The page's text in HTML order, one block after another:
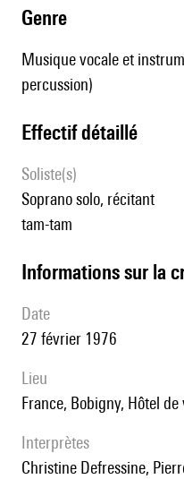
genre
Musique vocale et
percussion)
effectif détaillé
Soliste(s)
soprano solo, récitant
tam-tam
informations sur la
date
27 février 1976
lieu
France, Bobigny, Hôtel
interprètes
Christine Defressine, Pierre Rousseau, direction : Allain